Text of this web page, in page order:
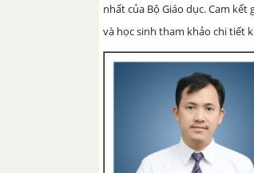
nhất của Bộ Giáo dục. Cam
và học sinh tham khảo chi tiết